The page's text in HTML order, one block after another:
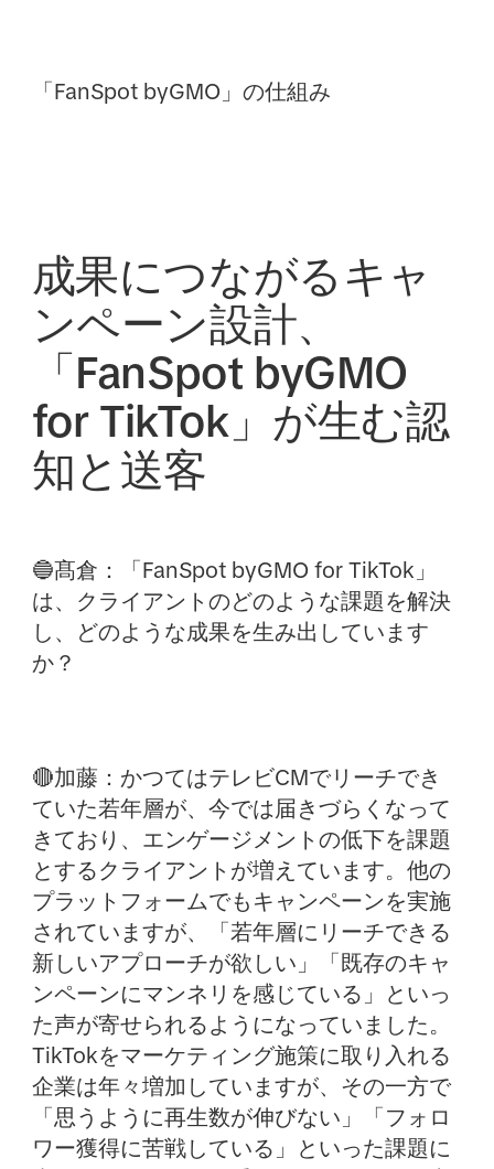
「FanSpot byGMO」の仕組み
成果につながるキャ
ンペーン設計、
「FanSpot byGMO
for TikTok」が生む認
知と送客
🔵髙倉：
「FanSpot byGMO for TikTok」
は、クライアントのどのような課題を解決
し、どのような成果を生み出しています
か？
🔴加藤： かつてはテレビCMでリーチでき
ていた若年層が、今では届きづらくなって
きており、エンゲージメントの低下を課題
とするクライアントが増えています。他の
プラットフォームでもキャンペーンを実施
されていますが、「若年層にリーチできる
新しいアプローチが欲しい」「既存のキャ
ンペーンにマンネリを感じている」といっ
た声が寄せられるようになっていました。
TikTokをマーケティング施策に取り入れる
企業は年々増加していますが、その一方で
「思うように再生数が伸びない」「フォロ
ワー獲得に苦戦している」といった課題に